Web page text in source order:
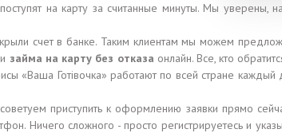
на карту за считанные минуты. Мы уверены,
счет в банке. Таким клиентам мы можем
займа на карту без отказа онлайн. Все, кто
«Ваша Готівочка» работают по всей стране
советуем приступить к оформлению заявки прямо
Ничего сложного - просто регистрируетесь и